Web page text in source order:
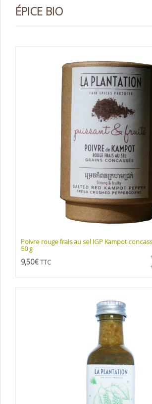
ÉPICE BIO
Poivre rouge frais au sel IGP Kampot
50 g
9,50€ TTC